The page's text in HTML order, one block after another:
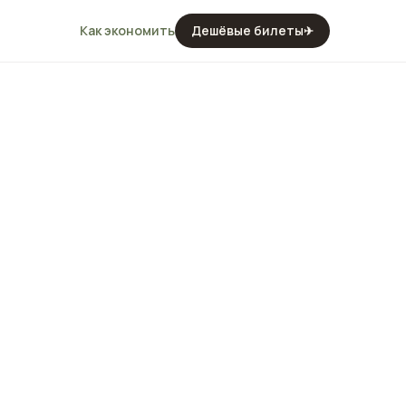
Как экономить Дешёвые билеты✈